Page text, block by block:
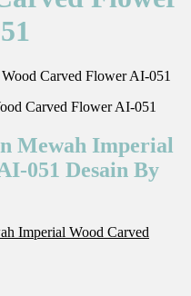
Carved Flower AI-051
Mewah Imperial
051 Desain By
Imperial Wood Carved